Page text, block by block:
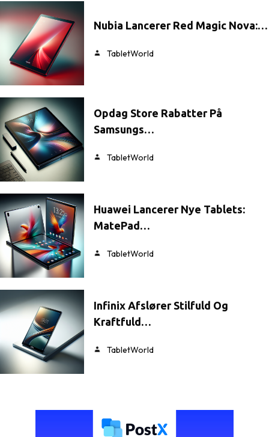
Nubia Lancerer Red Magic Nova:…
TabletWorld
Opdag Store Rabatter På
Samsungs…
TabletWorld
Huawei Lancerer Nye Tablets:
MatePad…
TabletWorld
Infinix Afslører Stilfuld Og
Kraftfuld…
TabletWorld